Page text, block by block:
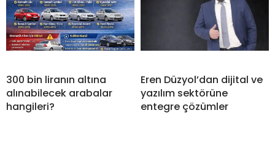
300 bin liranın altına
alınabilecek arabalar
hangileri?
Eren Düzyol’dan dijital ve
yazılım sektörüne
entegre çözümler